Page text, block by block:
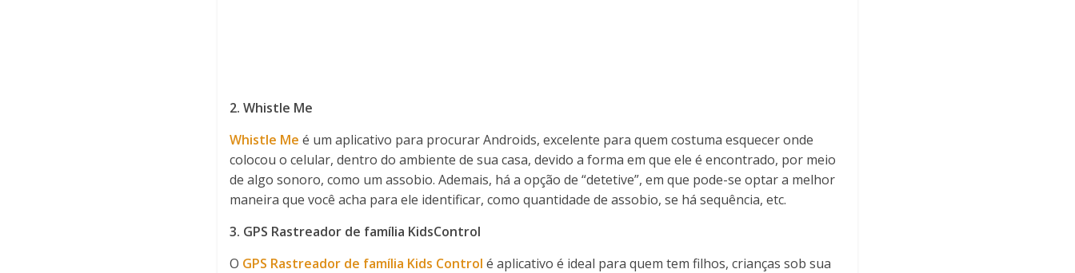
2. Whistle Me
Whistle Me é um aplicativo para procurar Androids, excelente para quem costuma esquecer onde
colocou o celular, dentro do ambiente de sua casa, devido a forma em que ele é encontrado, por meio
de algo sonoro, como um assobio. Ademais, há a opção de “detetive”, em que pode-se optar a melhor
maneira que você acha para ele identificar, como quantidade de assobio, se há sequência, etc.
3. GPS Rastreador de família KidsControl
O GPS Rastreador de família Kids Control é aplicativo é ideal para quem tem filhos, crianças sob sua